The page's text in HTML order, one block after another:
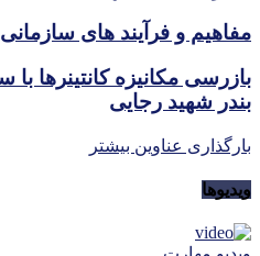
مفاهیم و فرآیند های سازمانی
بندر شهید رجایی
بارگذاری عناوین بیشتر
ویدیوها